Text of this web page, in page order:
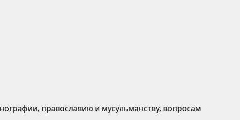
православию и мусульманству, вопросам